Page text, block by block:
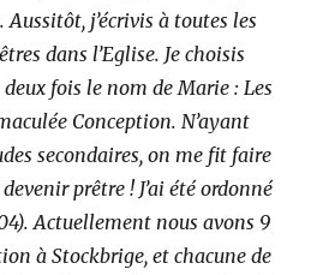
j’écrivis à toutes les
dans l’Eglise. Je choisis
fois le nom de Marie : Les
Conception. N’ayant
secondaires, on me fit faire
prêtre ! J’ai été ordonné
Actuellement nous avons 9
à Stockbrige, et chacune de